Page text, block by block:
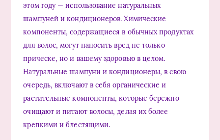
этом году — использование натуральных
шампуней и кондиционеров. Химические
компоненты, содержащиеся в обычных продуктах
для волос, могут наносить вред не только
прическе, но и вашему здоровью в целом.
Натуральные шампуни и кондиционеры, в свою
очередь, включают в себя органические и
растительные компоненты, которые бережно
очищают и питают волосы, делая их более
крепкими и блестящими.